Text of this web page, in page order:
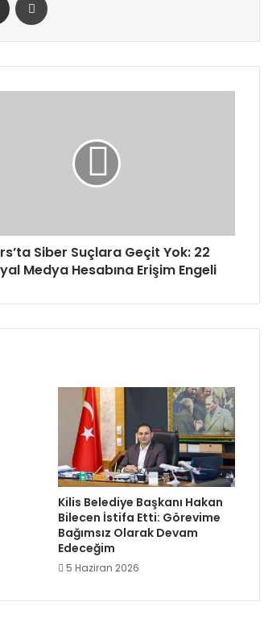
Siber Suçlara Geçit Yok: 22
Medya Hesabına Erişim Engeli
Kilis Belediye Başkanı Hakan
Bilecen İstifa Etti: Görevime
Bağımsız Olarak Devam
Edeceğim
5 Haziran 2026